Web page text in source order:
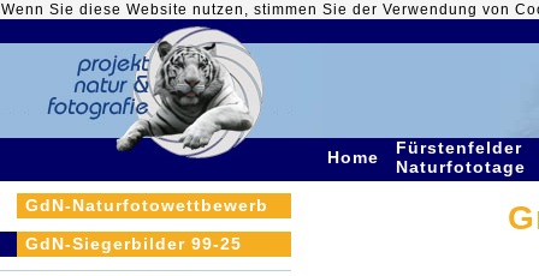
Wenn Sie diese Website nutzen, stimmen Sie der Verwendung von
Home
Fürstenfelder
Naturfototage
GdN-Naturfotowettbewerb
GdN-Siegerbilder 99-25